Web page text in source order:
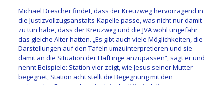
Michael Drescher findet, dass der Kreuzweg hervorragend in
die Justizvollzugsanstalts-Kapelle passe, was nicht nur damit
zu tun habe, dass der Kreuzweg und die JVA wohl ungefähr
das gleiche Alter hatten. „Es gibt auch viele Möglichkeiten, die
Darstellungen auf den Tafeln umzuinterpretieren und sie
damit an die Situation der Häftlinge anzupassen“, sagt er und
nennt Beispiele: Station vier zeigt, wie Jesus seiner Mutter
begegnet, Station acht stellt die Begegnung mit den